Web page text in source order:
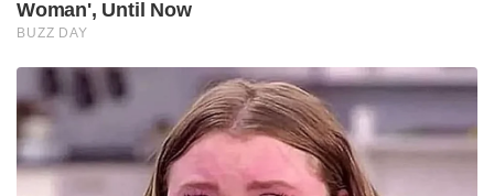
Woman', Until Now
BUZZ DAY